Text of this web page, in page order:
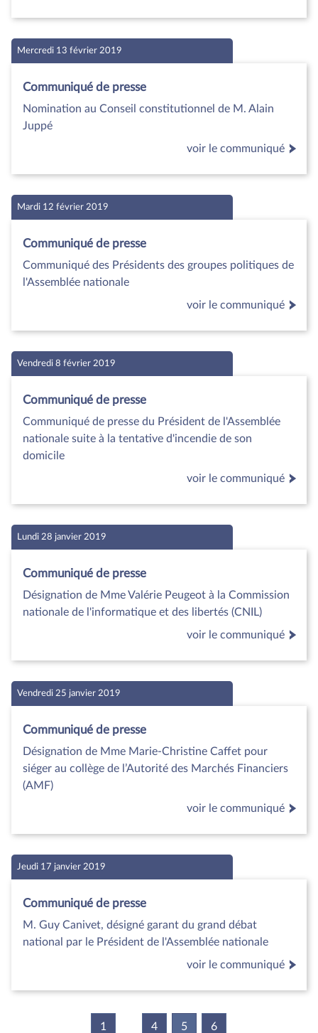
Mercredi 13 février 2019
Communiqué de presse
Nomination au Conseil constitutionnel de M. Alain
Juppé
voir le communiqué
Mardi 12 février 2019
Communiqué de presse
Communiqué des Présidents des groupes politiques de
l'Assemblée nationale
voir le communiqué
Vendredi 8 février 2019
Communiqué de presse
Communiqué de presse du Président de l'Assemblée
nationale suite à la tentative d'incendie de son
domicile
voir le communiqué
Lundi 28 janvier 2019
Communiqué de presse
Désignation de Mme Valérie Peugeot à la Commission
nationale de l'informatique et des libertés (CNIL)
voir le communiqué
Vendredi 25 janvier 2019
Communiqué de presse
Désignation de Mme Marie-Christine Caffet pour
siéger au collège de l’Autorité des Marchés Financiers
(AMF)
voir le communiqué
Jeudi 17 janvier 2019
Communiqué de presse
M. Guy Canivet, désigné garant du grand débat
national par le Président de l'Assemblée nationale
voir le communiqué
1 4 5(current)
6